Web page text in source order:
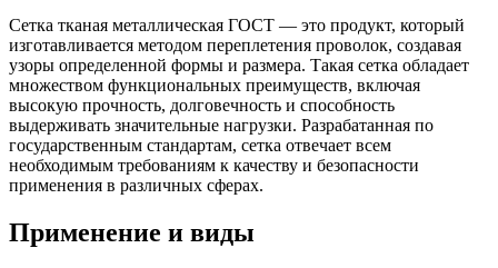
электросварные
AISI
Трубы
нержавеющие
перфорированные
Трубы
нержавеющие
бесшовные
Уголок
алюминиевый
Фольга
алюминиевая
Чушка
алюминиевая
Швеллер
алюминиевый
Шина
Заглушки
стальные
Тройники
стальные
стальные
шуруп-
Сетка тканая металлическая ГОСТ — это продукт, который
изготавливается методом переплетения проволок, создавая
узоры определенной формы и размера. Такая сетка обладает
множеством функциональных преимуществ, включая
высокую прочность, долговечность и способность
выдерживать значительные нагрузки. Разрабатанная по
государственным стандартам, сетка отвечает всем
необходимым требованиям к качеству и безопасности
применения в различных сферах.
Применение и виды